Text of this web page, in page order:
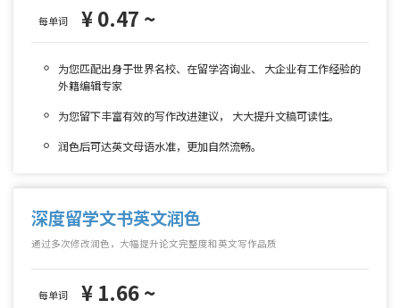
每单词 ¥ 0.47 ~
为您匹配出身于世界名校、在留学咨询业、 大企业有工作经验的
外籍编辑专家
为您留下丰富有效的写作改进建议， 大大提升文稿可读性。
润色后可达英文母语水准，更加自然流畅。
深度留学文书英文润色
通过多次修改润色，大幅提升论文完整度和英文写作品质
每单词 ¥ 1.66 ~